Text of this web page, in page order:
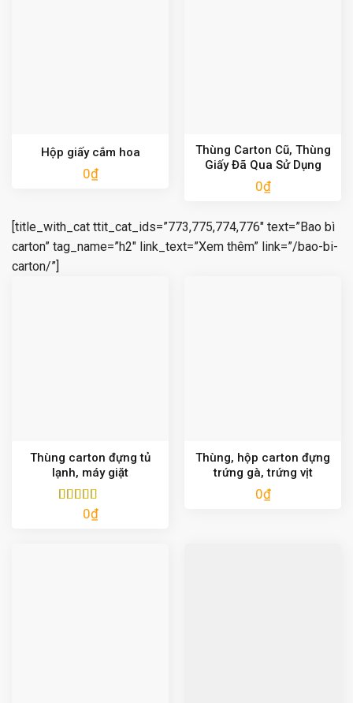
Hộp giấy cắm hoa
0₫
Thùng Carton Cũ, Thùng
Giấy Đã Qua Sử Dụng
0₫
[title_with_cat ttit_cat_ids=”773,775,774,776″ text=”Bao bì
carton” tag_name=”h2″ link_text=”Xem thêm” link=”/bao-bi-
carton/”]
Thùng carton đựng tủ
lạnh, máy giặt
Được xếp
0₫
Thùng, hộp carton đựng
trứng gà, trứng vịt
0₫